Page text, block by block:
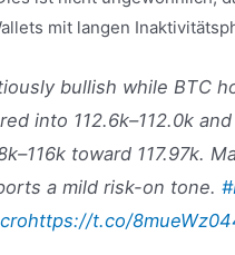
mit langen
bullish while BTC
into 112.6k–112.0k
toward 117.97k.
a mild risk-on tone.
https://t.co/